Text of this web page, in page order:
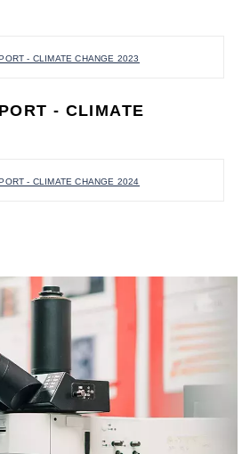
- CLIMATE CHANGE 2023
- CLIMATE
- CLIMATE CHANGE 2024